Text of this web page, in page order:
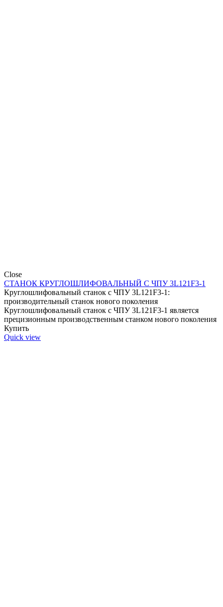
Close
СТАНОК КРУГЛОШЛИФОВАЛЬНЫЙ С ЧПУ 3L121F3-1
Круглошлифовальный станок с ЧПУ 3L121F3-1:
производительный станок нового поколения
Круглошлифовальный станок c ЧПУ 3L121F3-1 является
прецизионным производственным станком нового поколения
Купить
Quick view